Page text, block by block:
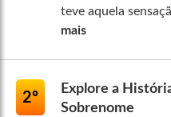
teve aquela
mais
2º
Explore a
Sobrenome